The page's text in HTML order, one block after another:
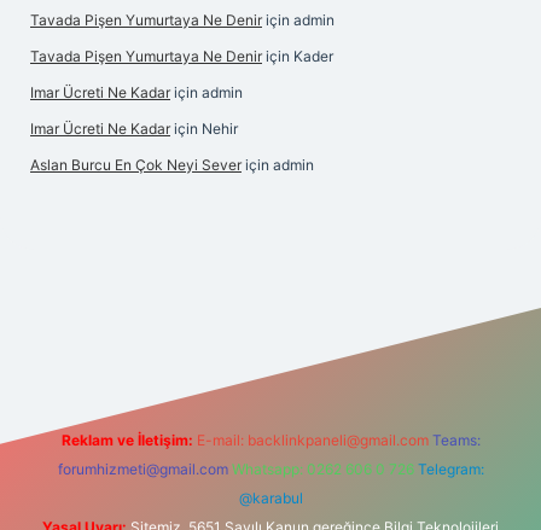
Tavada Pişen Yumurtaya Ne Denir için admin
Tavada Pişen Yumurtaya Ne Denir için Kader
Imar Ücreti Ne Kadar için admin
Imar Ücreti Ne Kadar için Nehir
Aslan Burcu En Çok Neyi Sever için admin
elexbetgiris.org
Reklam ve İletişim: E-mail: backlinkpaneli@gmail.com Teams:
forumhizmeti@gmail.com Whatsapp: 0262 606 0 726 Telegram:
@karabul